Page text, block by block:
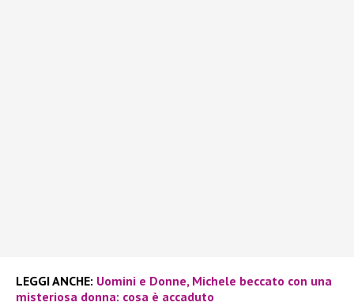
LEGGI ANCHE: Uomini e Donne, Michele beccato con una
misteriosa donna: cosa è accaduto